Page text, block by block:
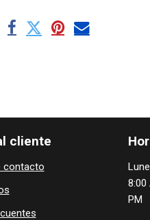
8:00
PM
cliente
contacto